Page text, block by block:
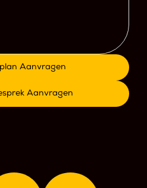
Aanvragen
Aanvragen